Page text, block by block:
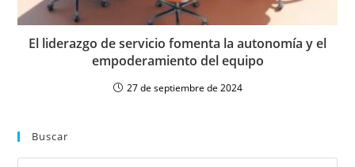
El liderazgo de servicio fomenta la autonomía y el
empoderamiento del equipo
27 de septiembre de 2024
Buscar